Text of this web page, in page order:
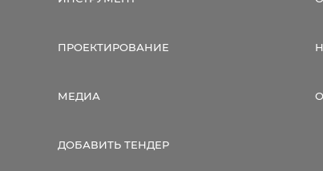
ПРОЕКТИРОВАНИЕ
МЕДИА
ДОБАВИТЬ ТЕНДЕР